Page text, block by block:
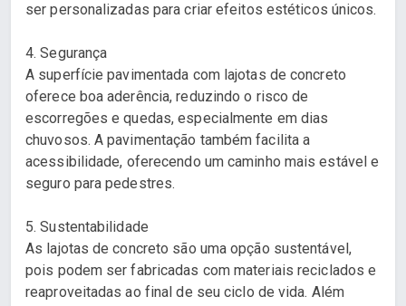
ser personalizadas para criar efeitos estéticos únicos.
4. Segurança
A superfície pavimentada com lajotas de concreto
oferece boa aderência, reduzindo o risco de
escorregões e quedas, especialmente em dias
chuvosos. A pavimentação também facilita a
acessibilidade, oferecendo um caminho mais estável e
seguro para pedestres.
5. Sustentabilidade
As lajotas de concreto são uma opção sustentável,
pois podem ser fabricadas com materiais reciclados e
reaproveitadas ao final de seu ciclo de vida. Além